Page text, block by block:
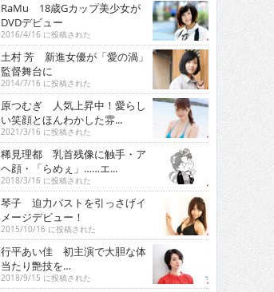
RaMu 18歳Gカップ美少女が
DVDデビュー
2016/4/16 に投稿された
土村 芳 新進女優が「愛の渦」
監督舞台に
2014/7/16 に投稿された
原つむぎ 人気上昇中！愛らし
い笑顔とほんわかした雰...
2021/3/16 に投稿された
稀見理都 乳首残像に触手・ア
ヘ顔・「らめぇ」……エ...
2018/3/16 に投稿された
琴子 迫力バストを引っさげイ
メージデビュー！
2015/10/16 に投稿された
行平あい佳 初主演で大胆な体
当たり艶技を…
2018/9/15 に投稿された